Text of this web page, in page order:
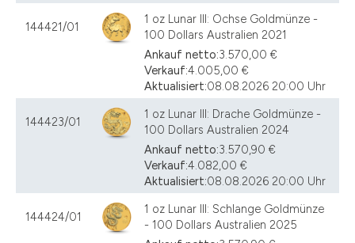
144421/01
1 oz Lunar III: Ochse Goldmünze -
100 Dollars Australien 2021
Ankauf netto:3.570,00 €
Verkauf:4.005,00 €
Aktualisiert:08.08.2026 20:00 Uhr
144423/01
1 oz Lunar III: Drache Goldmünze -
100 Dollars Australien 2024
Ankauf netto:3.570,90 €
Verkauf:4.082,00 €
Aktualisiert:08.08.2026 20:00 Uhr
144424/01
1 oz Lunar III: Schlange Goldmünze
- 100 Dollars Australien 2025